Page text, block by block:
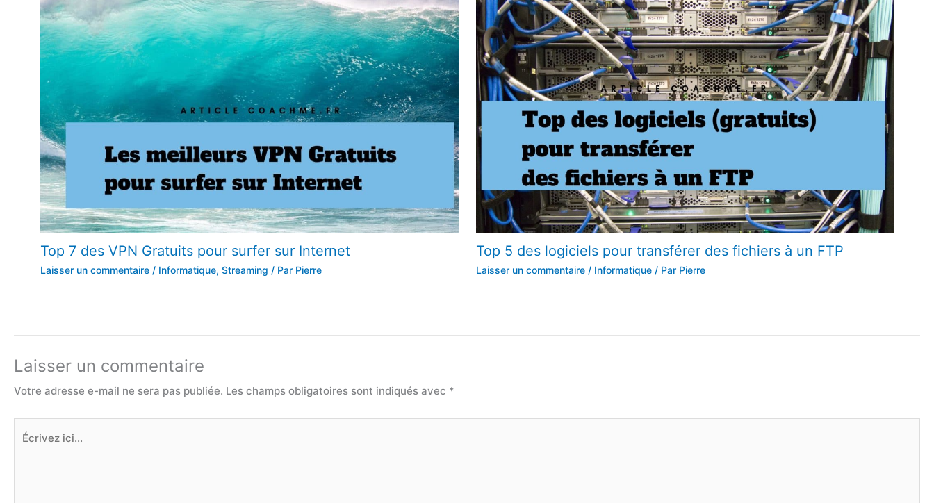
Top 7 des VPN Gratuits pour surfer sur Internet
Laisser un commentaire / Informatique, Streaming / Par Pierre
Top 5 des logiciels pour transférer des fichiers à un FTP
Laisser un commentaire / Informatique/ Par Pierre
Laisser un commentaire
Votre adresse e-mail ne sera pas publiée. Les champs obligatoires sont indiqués avec *
Écrivez